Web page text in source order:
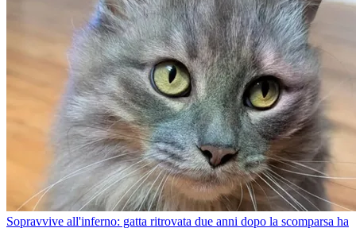
Sopravvive all'inferno: gatta ritrovata due anni dopo la scomparsa ha